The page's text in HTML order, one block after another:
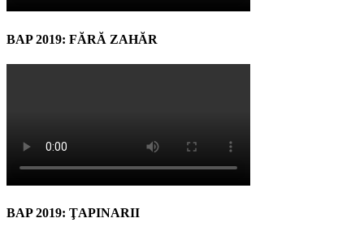
BAP 2019: FĂRĂ ZAHĂR
BAP 2019: ŢAPINARII